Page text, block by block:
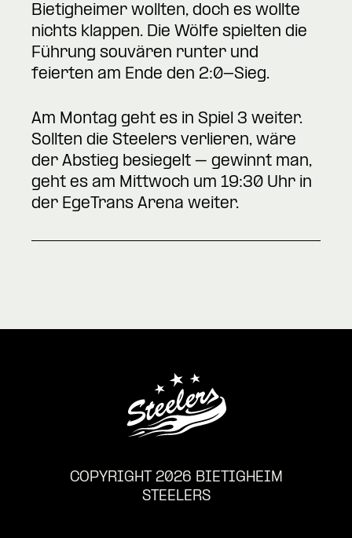
Bietigheimer wollten, doch es wollte
nichts klappen. Die Wölfe spielten die
Führung souvären runter und
feierten am Ende den 2:0-Sieg.
Am Montag geht es in Spiel 3 weiter.
Sollten die Steelers verlieren, wäre
der Abstieg besiegelt – gewinnt man,
geht es am Mittwoch um 19:30 Uhr in
der EgeTrans Arena weiter.
COPYRIGHT 2026 BIETIGHEIM
STEELERS